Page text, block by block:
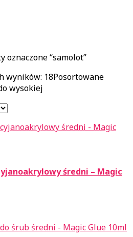
oznaczone “samolot”
wyników: 18Posortowane
wysokiej
średni – Magic